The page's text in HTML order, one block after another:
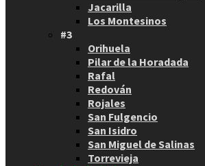
Jacarilla
Los Montesinos
#3
Orihuela
Pilar de la Horadada
Rafal
Redován
Rojales
San Fulgencio
San Isidro
San Miguel de Salinas
Torrevieja